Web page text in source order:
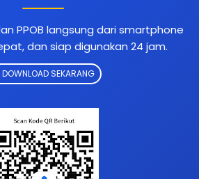
PPOB langsung dari smartphone
dan siap digunakan 24 jam.
DOWNLOAD SEKARANG